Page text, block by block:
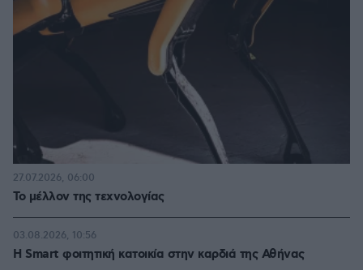
Το μέλλον της τεχνολογίας
27.07.2026, 06:00
Η Smart φοιτητική κατοικία στην καρδιά της Αθήνας
03.08.2026, 10:56